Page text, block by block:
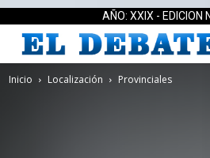
AÑO: XXIX - EDICION
Inicio Localización Provinciales